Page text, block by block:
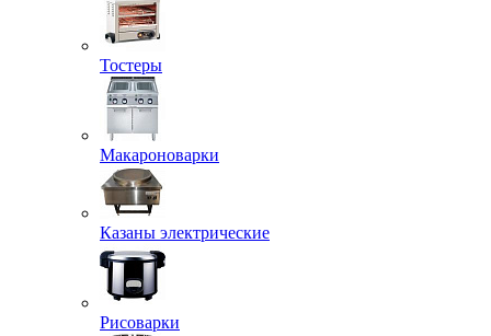
Тостеры
Макароноварки
Казаны электрические
Рисоварки